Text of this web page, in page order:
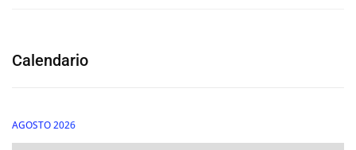
Calendario
AGOSTO 2026